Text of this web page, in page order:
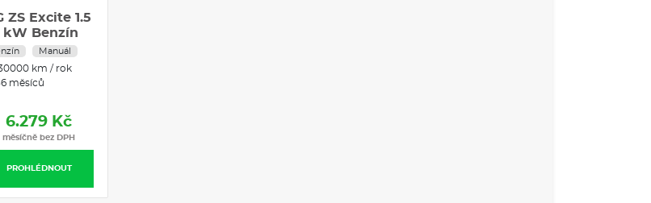
ZS Excite 1.5
kW Benzín
Manuál
km / rok
měsíců
PROHLÉDNOUT
6.279 Kč
měsíčně bez DPH